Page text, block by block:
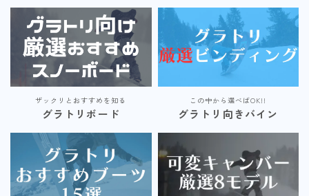
ザックリとおすすめを知る
グラトリボード
この中から選べばOK!!
グラトリ向きバイン